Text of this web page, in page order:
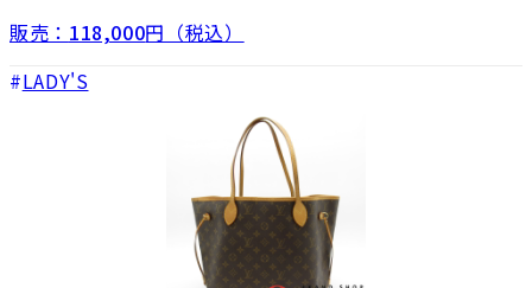
販売： 118,000円（税込）
LADY'S